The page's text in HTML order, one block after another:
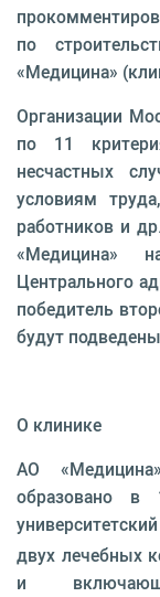
по
«Медицина»
Организации
по 11
несчастных
условиям
работников и
«Медицина»
Центрального
победитель
будут
О клинике
АО
образовано в
двух лечебных
и